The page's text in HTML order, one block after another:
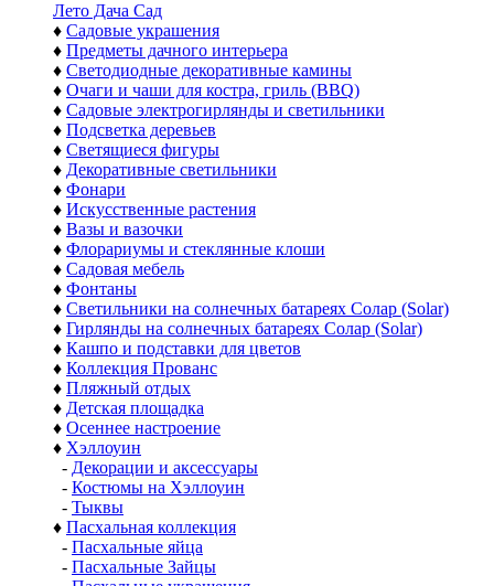
Лето Дача Сад
♦ Садовые украшения
♦ Предметы дачного интерьера
♦ Светодиодные декоративные камины
♦ Очаги и чаши для костра, гриль (BBQ)
♦ Садовые электрогирлянды и светильники
♦ Подсветка деревьев
♦ Светящиеся фигуры
♦ Декоративные светильники
♦ Фонари
♦ Искусственные растения
♦ Вазы и вазочки
♦ Флорариумы и стеклянные клоши
♦ Садовая мебель
♦ Фонтаны
♦ Светильники на солнечных батареях Солар (Solar)
♦ Гирлянды на солнечных батареях Солар (Solar)
♦ Кашпо и подставки для цветов
♦ Коллекция Прованс
♦ Пляжный отдых
♦ Детская площадка
♦ Осеннее настроение
♦ Хэллоуин
- Декорации и аксессуары
- Костюмы на Хэллоуин
- Тыквы
♦ Пасхальная коллекция
- Пасхальные яйца
- Пасхальные Зайцы